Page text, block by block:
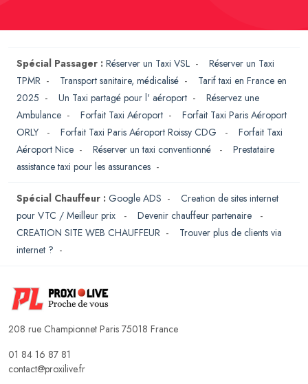
Spécial Passager : Réserver un Taxi VSL - Réserver un Taxi
TPMR - Transport sanitaire, médicalisé - Tarif taxi en France en
2025 - Un Taxi partagé pour l' aéroport - Réservez une
Ambulance - Forfait Taxi Aéroport - Forfait Taxi Paris Aéroport
ORLY
- Forfait Taxi Paris Aéroport Roissy CDG - Forfait Taxi
Aéroport Nice - Réserver un taxi conventionné - Prestataire
assistance taxi pour les assurances -
Spécial Chauffeur : Google ADS - Creation de sites internet
pour VTC / Meilleur prix
- Devenir chauffeur partenaire
-
CREATION SITE WEB CHAUFFEUR - Trouver plus de clients via
internet ? -
208 rue Championnet Paris 75018 France
01 84 16 87 81
contact@proxilive.fr